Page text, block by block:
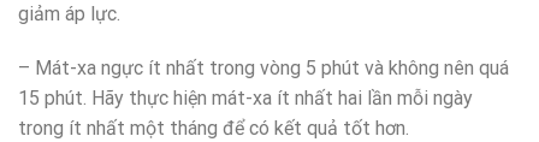
giảm áp lực.
– Mát-xa ngực ít nhất trong vòng 5 phút và không nên quá
15 phút. Hãy thực hiện mát-xa ít nhất hai lần mỗi ngày
trong ít nhất một tháng để có kết quả tốt hơn.